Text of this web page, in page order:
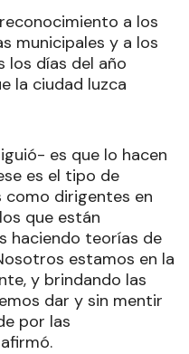
a los
municipales y a los
los días del año
la ciudad luzca
es que lo hacen
es el tipo de
como dirigentes en
que están
haciendo teorías de
estamos en la
y brindando las
dar y sin mentir
por las